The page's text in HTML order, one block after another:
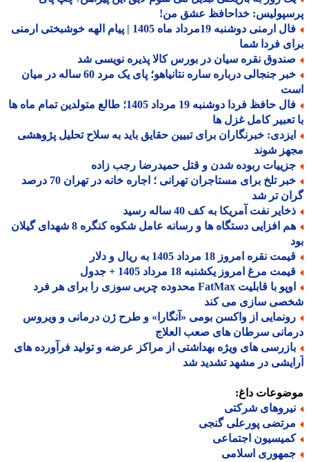
خداحافظ عشق من!
فال ارمنی دوشنبه 19مرداد ماه 1405 | پیام الهه خوشبختی ارمنی
فردا شما
نقره سیان در بورس کالا پذیره نویسی شد
خبر جنجالی درباره ساره نتانیاهو؛ پای یک مرد 60 ساله در میان
فال حافظ فردا دوشنبه 19 مرداد 1405؛ طالع متولدین تمام ماه ها
کامل غزل ها
خبرنگاران برای تبیین حقایق باید به سلاح تحلیل پژوهشی
شوند
ربوده شدن و قتل حمیدرضا رجب زاده
خبر تلخ برای مستاجران تهرانی ؛ اجاره خانه در تهران 70 درصد
تر شد
نفت آمریکا به کف 40 ساله رسید
هم افزایی دستگاه ها و رسانه عامل شکوه کنگره 8 شهدای گیلان
نقره امروز 18 مرداد 1405 به ریال و دلار
مرغ امروز یکشنبه 18 مرداد 1405 + جدول
اوپو با قابلیت FatMax محدوده چربی سوزی را برای هر فرد
سازی می کند
از واکسن بومی «آنگارا» و طرح ژن درمانی و ویروس
سرطان های صعب العلاج
های ویژه بهداشتی از مراکز عرضه و تولید فرآورده های
در مشهد تشدید شد
داغ:
شرکتی
پورعلی گنجی
اجتماعی
اسلامی